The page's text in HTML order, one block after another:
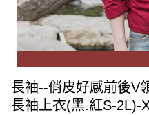
長袖--俏皮好感前後V
長袖上衣(黑.紅S-2L)-